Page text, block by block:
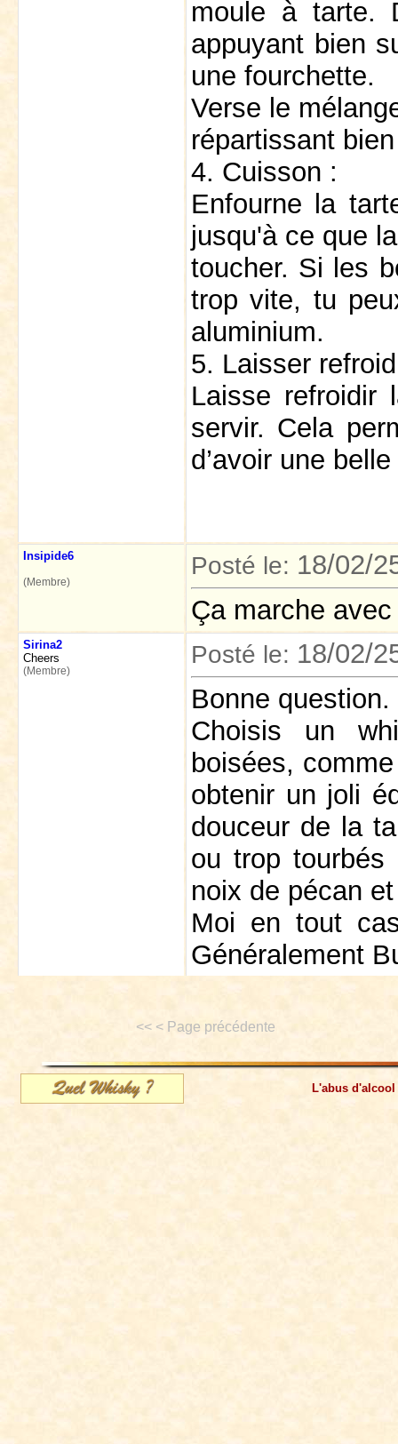
moule à tarte.
appuyant bien
une fourchette.
Verse le
répartissant
4. Cuisson :
Enfourne la
jusqu'à ce que
toucher. Si les
trop vite, tu
aluminium.
5. Laisser
Laisse
servir. Cela
d’avoir une
Insipide6
(Membre)
Posté le: 18/02/
Ça marche
Sirina2
Cheers
(Membre)
Posté le: 18/02/
Bonne question.
Choisis un
boisées,
obtenir un joli
douceur de la
ou trop tourbés
noix de pécan
Moi en tout
Généralement
<< < Page précédente
L'abus